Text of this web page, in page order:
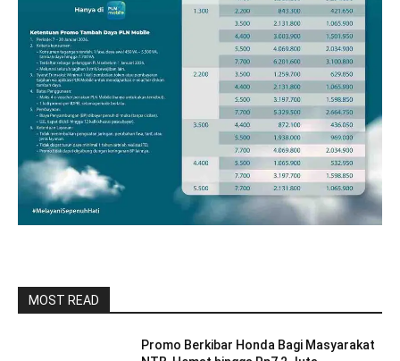
MOST READ
Promo Berkibar Honda Bagi Masyarakat